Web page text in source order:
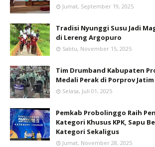
Jumat, September 19, 2025
Tradisi Nyunggi Susu Jadi
di Lereng Argopuro
Sabtu, November 15, 2025
Tim Drumband Kabupaten
Medali Perak di Porprov Jatim
Selasa, Juli 01, 2025
Pemkab Probolinggo Raih
Kategori Khusus KPK, Sapu
Kategori Sekaligus
Jumat, November 28, 2025